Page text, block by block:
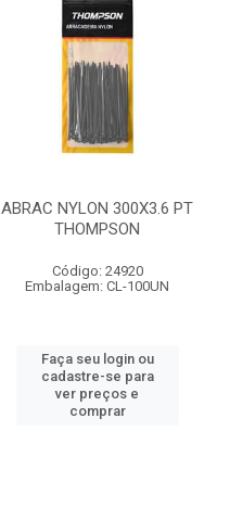
ABRAC NYLON 300X3.6 PT
THOMPSON
Código: 24920
Embalagem: CL-100UN
Faça seu login ou
cadastre-se para
ver preços e
comprar